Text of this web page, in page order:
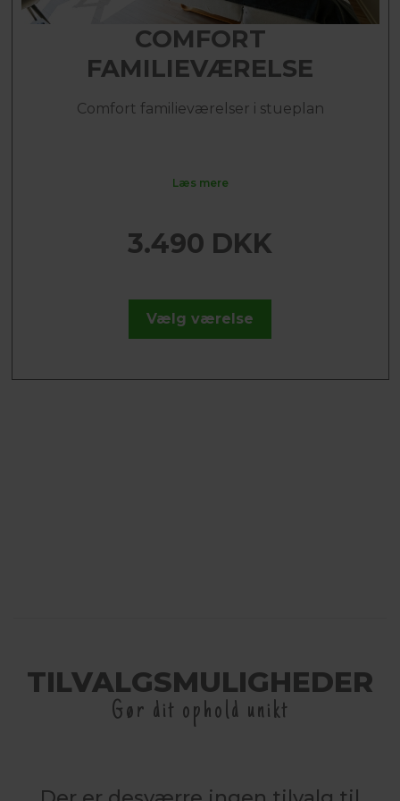
COMFORT
FAMILIEVÆRELSE
Comfort familieværelser i stueplan
Læs mere
3.490 DKK
Vælg værelse
TILVALGSMULIGHEDER
Gør dit ophold unikt